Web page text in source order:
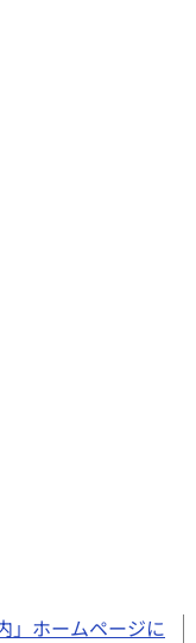
」ホームページに